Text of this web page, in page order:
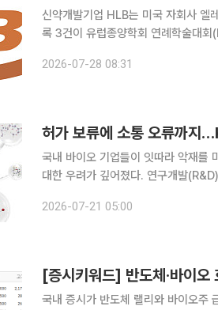
신약개발기업 HLB는 미국 자회사 엘
록 3건이 유럽종양학회 연례학술대
꼽힌다. 올해 학술대회는 10월 23일
2026-07-28 08:31
국내 바이오 기업들이 잇따라 악재를
대한 우려가 깊어졌다. 연구개발
2026-07-21 05:00
[증시키워드] 반도체·바이
국내 증시가 반도체 랠리와 바이오주 급등 이